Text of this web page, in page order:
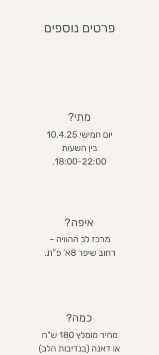
פרטים נוספים
מתי?
יום חמישי 10.4.25
בין השעות
18:00-22:00.
איפה?
מרכז לב ההוויה -
רחוב שיפר 8א' פ"ת.
כמה?
מחיר מומלץ 180 ש"ח
או דאנה (בנדיבות הלב)